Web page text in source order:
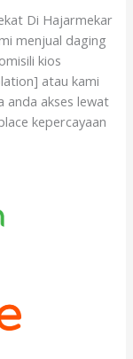
Di Hajarmekar
menjual daging
kios
atau kami
anda akses lewat
kepercayaan